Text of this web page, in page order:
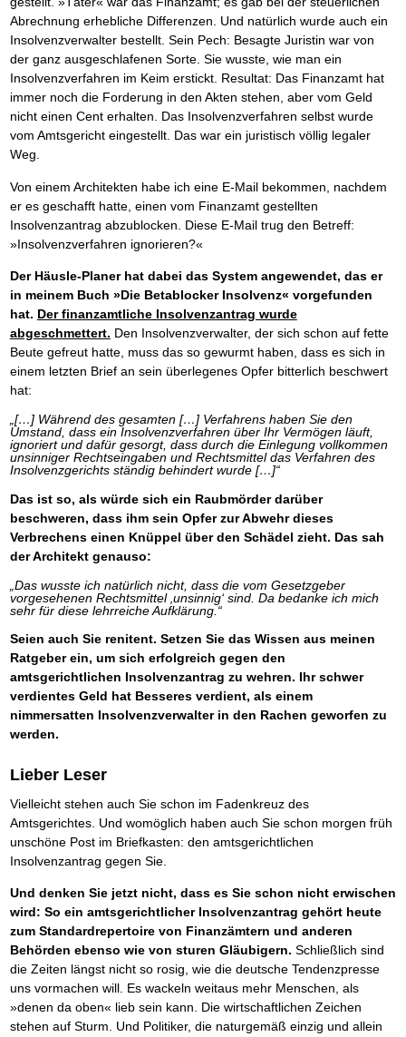
Abrechnung erhebliche Differenzen. Und natürlich wurde auch ein
Insolvenzverwalter bestellt. Sein Pech: Besagte Juristin war von
der ganz ausgeschlafenen Sorte. Sie wusste, wie man ein
Insolvenzverfahren im Keim erstickt. Resultat: Das Finanzamt hat
immer noch die Forderung in den Akten stehen, aber vom Geld
nicht einen Cent erhalten. Das Insolvenzverfahren selbst wurde
vom Amtsgericht eingestellt. Das war ein juristisch völlig legaler
Weg.
Von einem Architekten habe ich eine E-Mail bekommen, nachdem
er es geschafft hatte, einen vom Finanzamt gestellten
Insolvenzantrag abzublocken. Diese E-Mail trug den Betreff:
»Insolvenzverfahren ignorieren?«
Der Häusle-Planer hat dabei das System angewendet, das er
in meinem Buch »Die Betablocker Insolvenz« vorgefunden
hat. Der finanzamtliche Insolvenzantrag wurde
abgeschmettert. Den Insolvenzverwalter, der sich schon auf fette
Beute gefreut hatte, muss das so gewurmt haben, dass es sich in
einem letzten Brief an sein überlegenes Opfer bitterlich beschwert
hat:
„[…] Während des gesamten […] Verfahrens haben Sie den
Umstand, dass ein Insolvenzverfahren über Ihr Vermögen läuft,
ignoriert und dafür gesorgt, dass durch die Einlegung vollkommen
unsinniger Rechtseingaben und Rechtsmittel das Verfahren des
Insolvenzgerichts ständig behindert wurde […]“
Das ist so, als würde sich ein Raubmörder darüber
beschweren, dass ihm sein Opfer zur Abwehr dieses
Verbrechens einen Knüppel über den Schädel zieht. Das sah
der Architekt genauso:
„Das wusste ich natürlich nicht, dass die vom Gesetzgeber
vorgesehenen Rechtsmittel ‚unsinnig‘ sind. Da bedanke ich mich
sehr für diese lehrreiche Aufklärung.“
Seien auch Sie renitent. Setzen Sie das Wissen aus meinen
Ratgeber ein, um sich erfolgreich gegen den
amtsgerichtlichen Insolvenzantrag zu wehren. Ihr schwer
verdientes Geld hat Besseres verdient, als einem
nimmersatten Insolvenzverwalter in den Rachen geworfen zu
werden.
Lieber Leser
Vielleicht stehen auch Sie schon im Fadenkreuz des
Amtsgerichtes. Und womöglich haben auch Sie schon morgen früh
unschöne Post im Briefkasten: den amtsgerichtlichen
Insolvenzantrag gegen Sie.
Und denken Sie jetzt nicht, dass es Sie schon nicht erwischen
wird: So ein amtsgerichtlicher Insolvenzantrag gehört heute
zum Standardrepertoire von Finanzämtern und anderen
Behörden ebenso wie von sturen Gläubigern. Schließlich sind
die Zeiten längst nicht so rosig, wie die deutsche Tendenzpresse
uns vormachen will. Es wackeln weitaus mehr Menschen, als
»denen da oben« lieb sein kann. Die wirtschaftlichen Zeichen
stehen auf Sturm. Und Politiker, die naturgemäß einzig und allein